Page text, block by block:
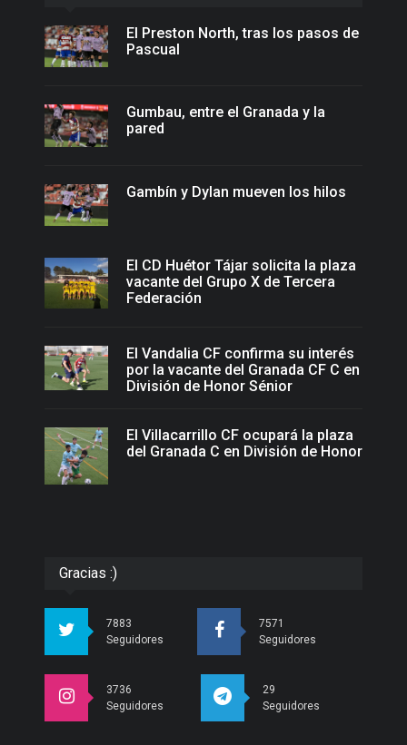
El Preston North, tras los pasos de
Pascual
Gumbau, entre el Granada y la
pared
Gambín y Dylan mueven los hilos
El CD Huétor Tájar solicita la plaza
vacante del Grupo X de Tercera
Federación
El Vandalia CF confirma su interés
por la vacante del Granada CF C en
División de Honor Sénior
El Villacarrillo CF ocupará la plaza
del Granada C en División de Honor
Gracias :)
7883
Seguidores
7571
Seguidores
3736
Seguidores
29
Seguidores